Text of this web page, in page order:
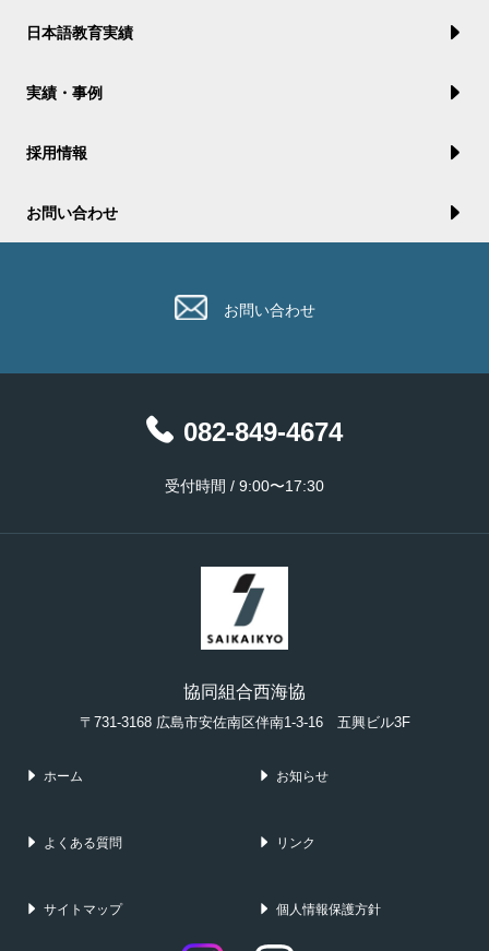
日本語教育実績
実績・事例
採用情報
お問い合わせ
協同組合西海協
〒731-3168 広島市安佐南区伴南1-3-16 五興ビル3F
ホーム お知らせ
よくある質問 リンク
サイトマップ 個人情報保護方針
082-849-4674
受付時間 / 9:00〜17:30
お問い合わせ